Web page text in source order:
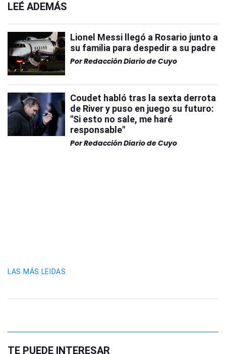
LEÉ ADEMÁS
Lionel Messi llegó a Rosario junto a
su familia para despedir a su padre
PorRedacción Diario de Cuyo
Coudet habló tras la sexta derrota
de River y puso en juego su futuro:
"Si esto no sale, me haré
responsable"
PorRedacción Diario de Cuyo
LAS MÁS LEIDAS
TE PUEDE INTERESAR